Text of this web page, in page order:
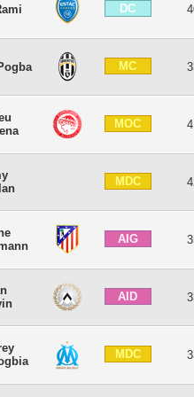
DC
MC
MOC
MDC
AIG
AID
MDC